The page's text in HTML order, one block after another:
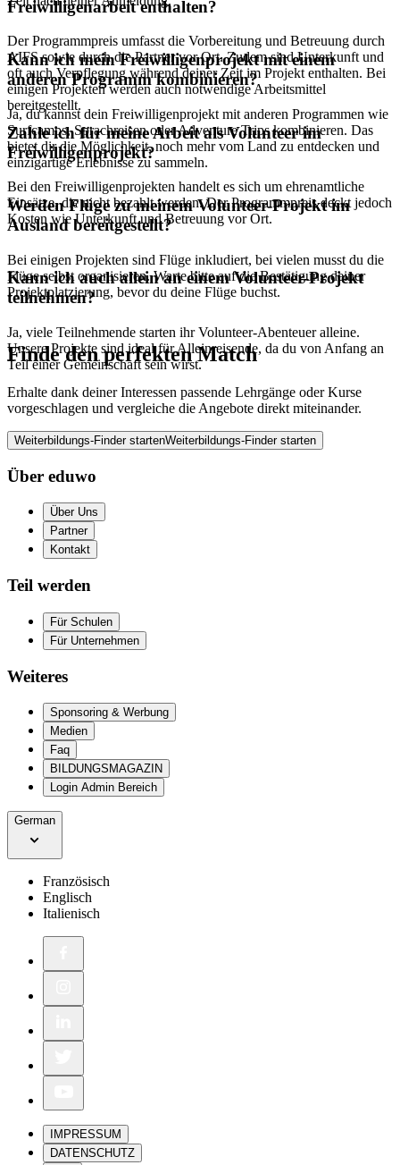
Freiwilligenarbeit enthalten?
Der Programmpreis umfasst die Vorbereitung und Betreuung durch
AIFS sowie durch die Partner vor Ort. Zudem sind Unterkunft und
oft auch Verpflegung während deiner Zeit im Projekt enthalten. Bei
einigen Projekten werden auch notwendige Arbeitsmittel
bereitgestellt.
Kann ich mein Freiwilligenprojekt mit einem
anderen Programm kombinieren?
Ja, du kannst dein Freiwilligenprojekt mit anderen Programmen wie
Surfcamps, Sprachreisen oder Adventure Trips kombinieren. Das
bietet dir die Möglichkeit, noch mehr vom Land zu entdecken und
einzigartige Erlebnisse zu sammeln.
Zahle ich für meine Arbeit als Volunteer im
Freiwilligenprojekt?
Bei den Freiwilligenprojekten handelt es sich um ehrenamtliche
Einsätze, die nicht bezahlt werden. Der Programmpreis deckt jedoch
Kosten wie Unterkunft und Betreuung vor Ort.
Werden Flüge zu meinem Volunteer-Projekt im
Ausland bereitgestellt?
Bei einigen Projekten sind Flüge inkludiert, bei vielen musst du die
Flüge selbst organisieren. Warte bitte auf die Bestätigung deiner
Projektplatzierung, bevor du deine Flüge buchst.
Kann ich auch allein an einem Volunteer-Projekt
teilnehmen?
Ja, viele Teilnehmende starten ihr Volunteer-Abenteuer alleine.
Unsere Projekte sind ideal für Alleinreisende, da du von Anfang an
Teil einer Gemeinschaft sein wirst.
Finde den perfekten Match
Erhalte dank deiner Interessen passende Lehrgänge oder Kurse
vorgeschlagen und vergleiche die Angebote direkt miteinander.
Weiterbildungs-Finder startenWeiterbildungs-Finder starten
Über eduwo
Über Uns
Partner
Kontakt
Teil werden
Für Schulen
Für Unternehmen
Weiteres
Sponsoring & Werbung
Medien
Faq
BILDUNGSMAGAZIN
Login Admin Bereich
German
Französisch
Englisch
Italienisch
IMPRESSUM
DATENSCHUTZ